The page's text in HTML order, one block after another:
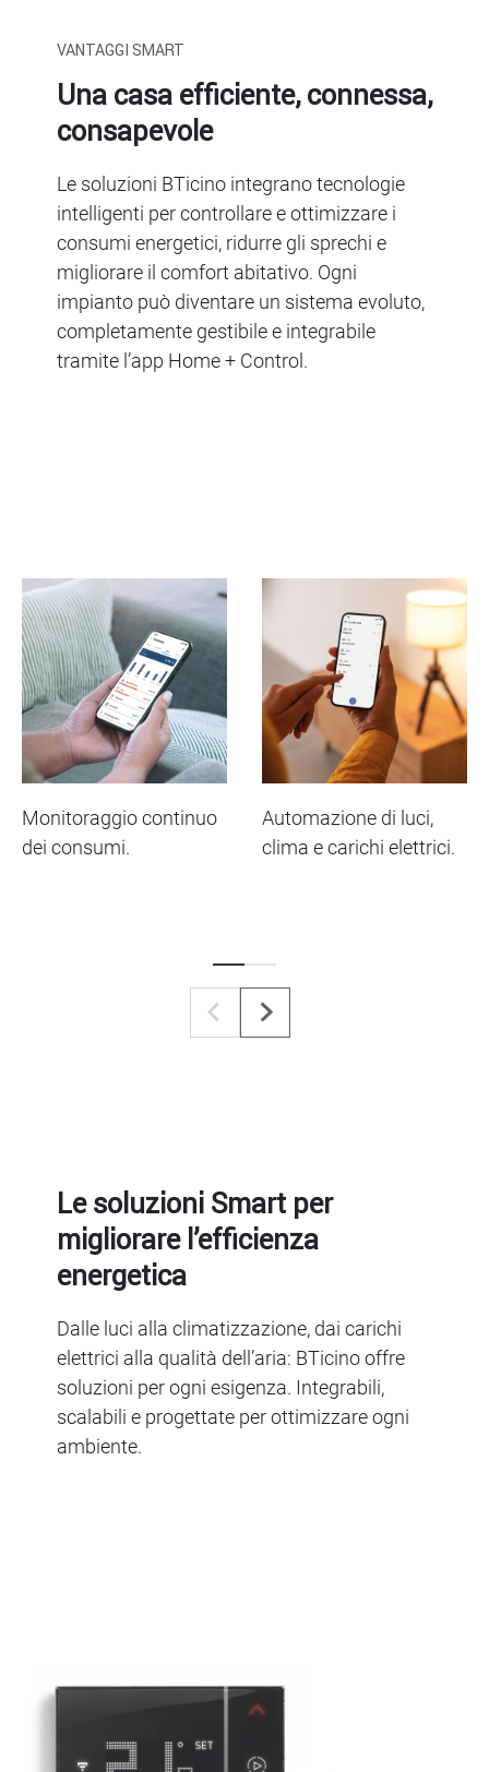
VANTAGGI SMART
Una casa efficiente, connessa,
consapevole
Le soluzioni BTicino integrano tecnologie
intelligenti per controllare e ottimizzare i
consumi energetici, ridurre gli sprechi e
migliorare il comfort abitativo. Ogni
impianto può diventare un sistema evoluto,
completamente gestibile e integrabile
tramite l’app Home + Control.
Monitoraggio continuo
dei consumi.
Automazione di luci,
clima e carichi elettrici.
Le soluzioni Smart per
migliorare l’efficienza
energetica
Dalle luci alla climatizzazione, dai carichi
elettrici alla qualità dell’aria: BTicino offre
soluzioni per ogni esigenza. Integrabili,
scalabili e progettate per ottimizzare ogni
ambiente.